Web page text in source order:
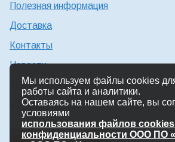
Полезная информация
Доставка
Контакты
Новости
Консультация технолога
Работа в Химтэк
Мы используем файлы cookies
работы сайта и аналитики.
Оставаясь на нашем сайте, вы
условиями
использования файлов
конфиденциальности ООО ПО